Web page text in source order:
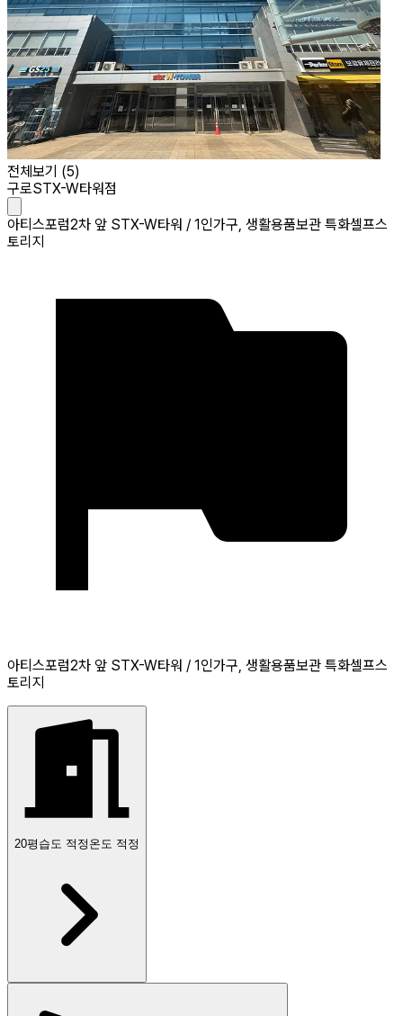
전체보기 (5)
구로STX-W타워점
아티스포럼2차 앞 STX-W타워 / 1인가구, 생활용품보관 특화셀프스
토리지
아티스포럼2차 앞 STX-W타워 / 1인가구, 생활용품보관 특화셀프스
토리지
20평 습도 적정 온도 적정